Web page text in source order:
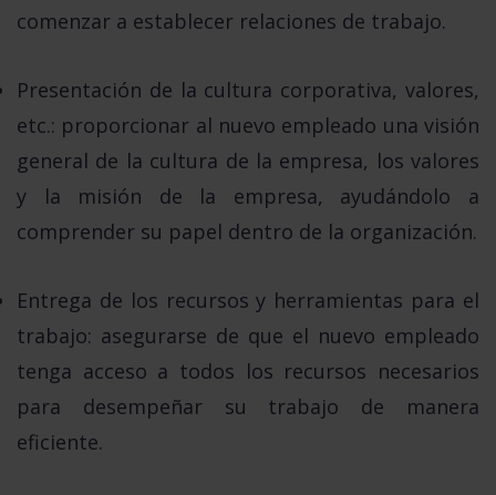
comenzar a establecer relaciones de trabajo.
Presentación de la cultura corporativa, valores,
etc.: proporcionar al nuevo empleado una visión
general de la cultura de la empresa, los valores
y la misión de la empresa, ayudándolo a
comprender su papel dentro de la organización.
Entrega de los recursos y herramientas para el
trabajo: asegurarse de que el nuevo empleado
tenga acceso a todos los recursos necesarios
para desempeñar su trabajo de manera
eficiente.